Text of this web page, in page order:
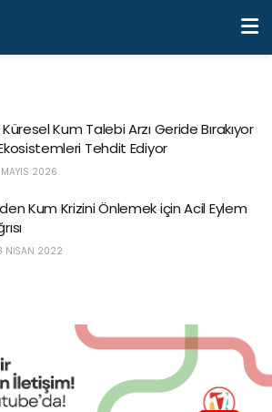
Küresel Kum Talebi Arzı Geride Bırakıyor
Tehdit Ediyor
2026
Kum Krizini Önlemek için Acil Eylem
2022